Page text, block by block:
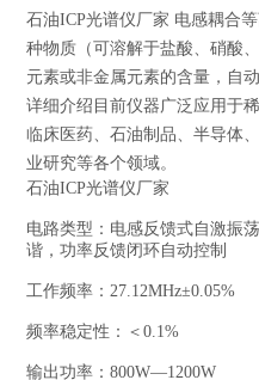
石油ICP光谱仪厂家 电感耦合
种物质（可溶解于盐酸、硝酸
元素或非金属元素的含量，自
详细介绍目前仪器广泛应用于
临床医药、石油制品、半导体
业研究等各个领域。
石油ICP光谱仪厂家
电路类型：电感反馈式自激振
谐，功率反馈闭环自动控制
工作频率：27.12MHz±0.05%
频率稳定性：＜0.1%
输出功率：800W—1200W